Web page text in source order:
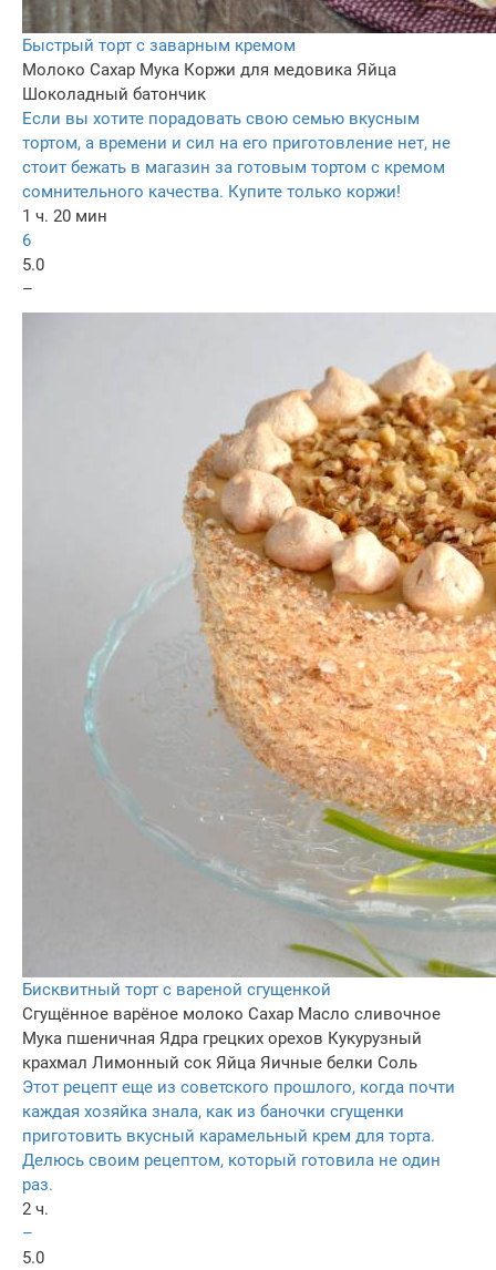
Быстрый торт с заварным кремом
Молоко Сахар Мука Коржи для медовика Яйца
Шоколадный батончик
Если вы хотите порадовать свою семью вкусным
тортом, а времени и сил на его приготовление нет, не
стоит бежать в магазин за готовым тортом с кремом
сомнительного качества. Купите только коржи!
1 ч. 20 мин
6
5.0
–
Бисквитный торт с вареной сгущенкой
Сгущённое варёное молоко Сахар Масло сливочное
Мука пшеничная Ядра грецких орехов Кукурузный
крахмал Лимонный сок Яйца Яичные белки Соль
Этот рецепт еще из советского прошлого, когда почти
каждая хозяйка знала, как из баночки сгущенки
приготовить вкусный карамельный крем для торта.
Делюсь своим рецептом, который готовила не один
раз.
2 ч.
–
5.0